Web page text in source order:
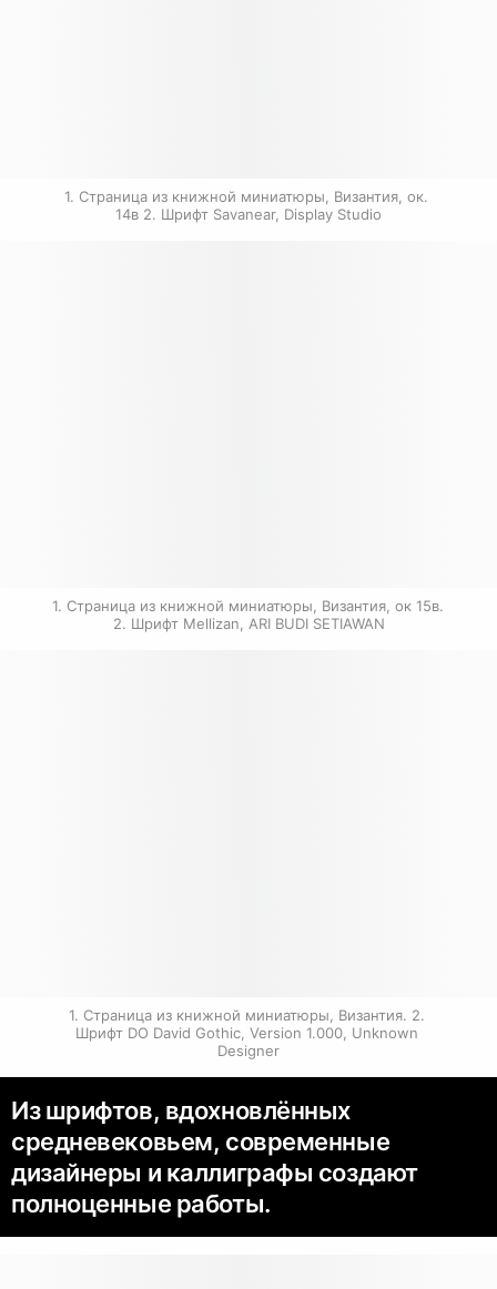
1. Страница из книжной миниатюры, Византия, ок.
14в 2. Шрифт Savanear, Display Studio
1. Страница из книжной миниатюры, Византия, ок 15в.
2. Шрифт Mellizan, ARI BUDI SETIAWAN
1. Страница из книжной миниатюры, Византия. 2.
Шрифт DO David Gothic, Version 1.000, Unknown
Designer
Из шрифтов, вдохновлённых
средневековьем, современные
дизайнеры и каллиграфы создают
полноценные работы.